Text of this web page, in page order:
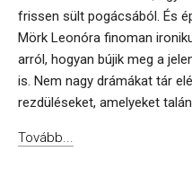
frissen sült pogácsából. És
Mörk Leonóra finoman
arról, hogyan bújik meg a
is. Nem nagy drámákat tár
rezdüléseket, amelyeket talán
Tovább...